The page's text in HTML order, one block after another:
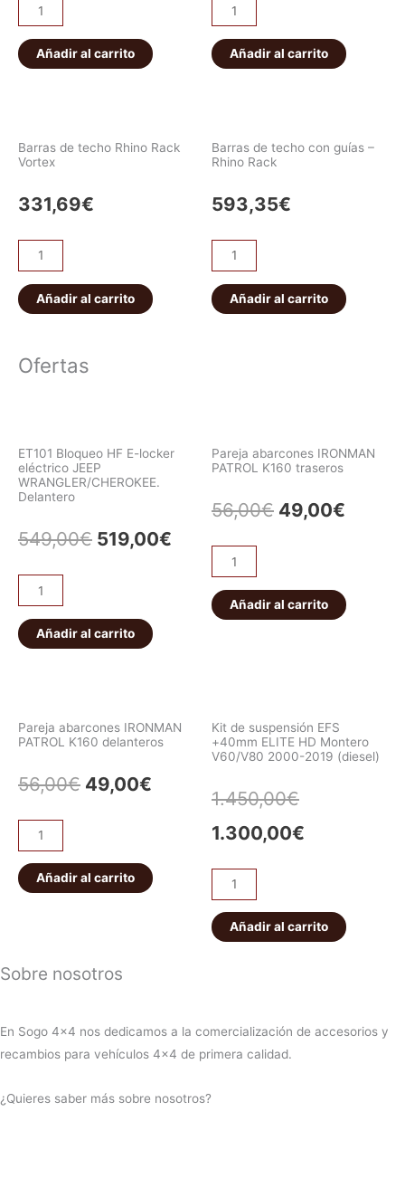
Añadir al carrito Añadir al carrito
Barras de techo Rhino Rack
Vortex
331,69€
Añadir al carrito
Barras de techo con guías –
Rhino Rack
593,35€
Añadir al carrito
Ofertas
ET101 Bloqueo HF E-locker
eléctrico JEEP
WRANGLER/CHEROKEE.
Delantero
549,00€ 519,00€
Añadir al carrito
Pareja abarcones IRONMAN
PATROL K160 traseros
56,00€ 49,00€
Añadir al carrito
Pareja abarcones IRONMAN
PATROL K160 delanteros
56,00€ 49,00€
Añadir al carrito
Kit de suspensión EFS
+40mm ELITE HD Montero
V60/V80 2000-2019 (diesel)
1.450,00€
1.300,00€
Añadir al carrito
Sobre nosotros
En Sogo 4×4 nos dedicamos a la comercialización de accesorios y
recambios para vehículos 4×4 de primera calidad.
¿Quieres saber más sobre nosotros?